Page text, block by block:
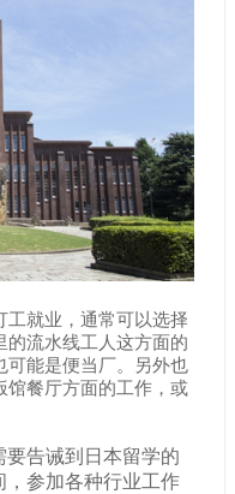
工就业，通常可以选择
的流水线工人这方面的
可能是便当厂。另外也
馆餐厅方面的工作，或
告诫到日本留学的
参加各种行业工作